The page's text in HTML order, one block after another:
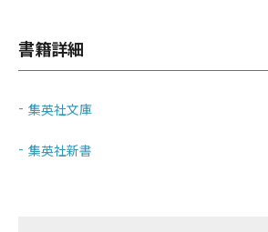
書籍詳細
集英社文庫
集英社新書